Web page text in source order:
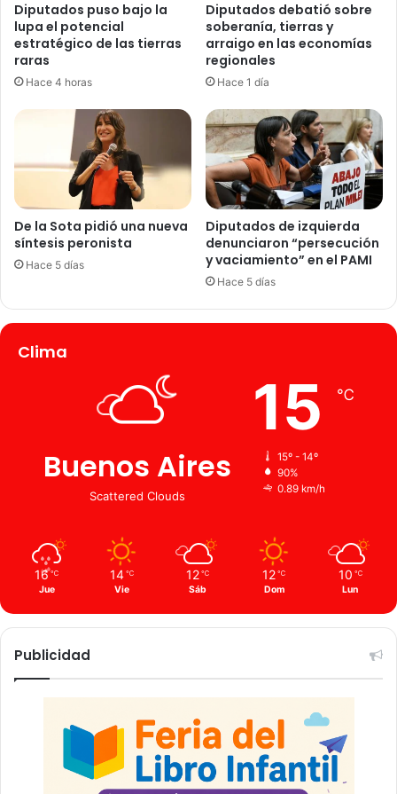
Diputados puso bajo la
lupa el potencial
estratégico de las tierras
raras
Hace 4 horas
Diputados debatió sobre
soberanía, tierras y
arraigo en las economías
regionales
Hace 1 día
De la Sota pidió una nueva
síntesis peronista
Hace 5 días
Diputados de izquierda
denunciaron “persecución
y vaciamiento” en el PAMI
Hace 5 días
Clima
Buenos Aires
Scattered Clouds
15 ℃
15º - 14º
90%
0.89 km/h
16 ℃
Jue
14 ℃
Vie
12 ℃
Sáb
12 ℃
Dom
10 ℃
Lun
Publicidad